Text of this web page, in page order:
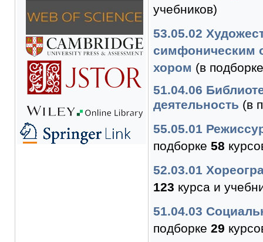
учебников)
53.05.02
симфоническим
хором (в
51.04.06
деятельность (в
55.05.01
подборке 58
52.03.01
123 курса и
51.04.03
подборке 29